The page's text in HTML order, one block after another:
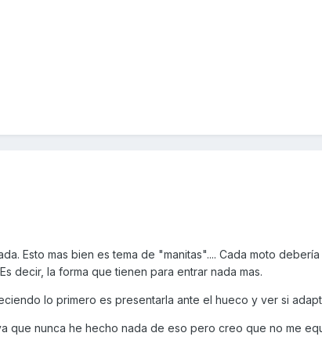
Esto mas bien es tema de "manitas".... Cada moto
decir, la forma que tienen para entrar nada mas.
lo primero es presentarla ante el hueco y ver si
que nunca he hecho nada de eso pero creo que no me